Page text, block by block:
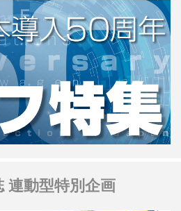
連動型特別企画